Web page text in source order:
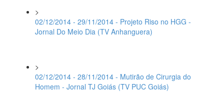
>
02/12/2014 - 29/11/2014 - Projeto Riso no HGG -
Jornal Do Meio Dia (TV Anhanguera)
>
02/12/2014 - 28/11/2014 - Mutirão de Cirurgia do
Homem - Jornal TJ Goiás (TV PUC Goiás)